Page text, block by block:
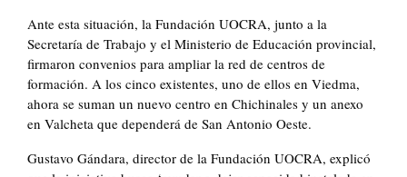
Ante esta situación, la Fundación UOCRA, junto a la
Secretaría de Trabajo y el Ministerio de Educación provincial,
firmaron convenios para ampliar la red de centros de
formación. A los cinco existentes, uno de ellos en Viedma,
ahora se suman un nuevo centro en Chichinales y un anexo
en Valcheta que dependerá de San Antonio Oeste.
Gustavo Gándara, director de la Fundación UOCRA, explicó